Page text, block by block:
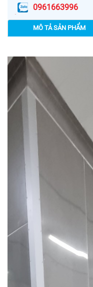
0961663996
MÔ TẢ SẢN PHẨM